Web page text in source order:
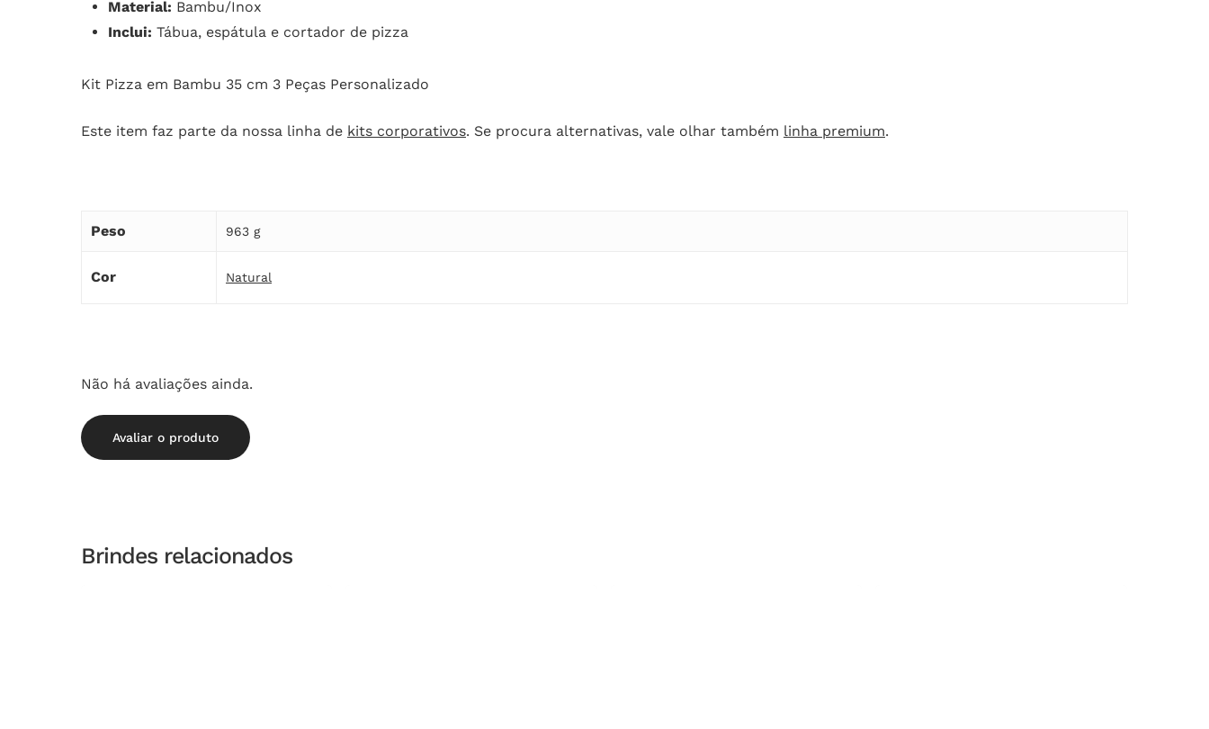
Material: Bambu/Inox
Inclui: Tábua, espátula e cortador de pizza
Kit Pizza em Bambu 35 cm 3 Peças Personalizado
Este item faz parte da nossa linha de kits corporativos. Se procura alternativas, vale olhar também linha premium.
Peso 963 g
Cor Natural
Não há avaliações ainda.
Avaliar o produto
Brindes relacionados